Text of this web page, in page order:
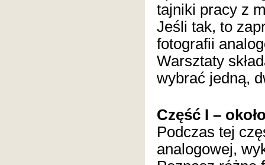
tajniki pracy z
Jeśli tak, to
fotografii
Warsztaty
wybrać jedną,
Część I –
Podczas tej
analogowej,